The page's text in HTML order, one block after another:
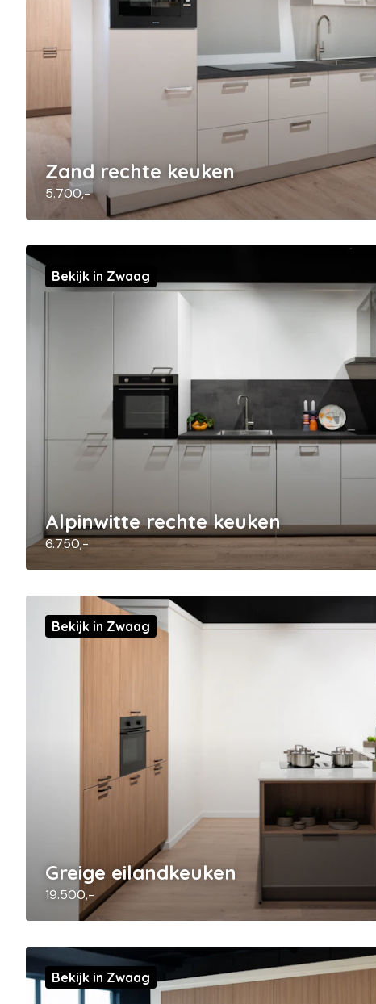
Zand rechte keuken
5.700,-
Alpinwitte rechte keuken
6.750,-
Bekijk in Zwaag
Greige eilandkeuken
19.500,-
Bekijk in Zwaag
Bekijk in Zwaag